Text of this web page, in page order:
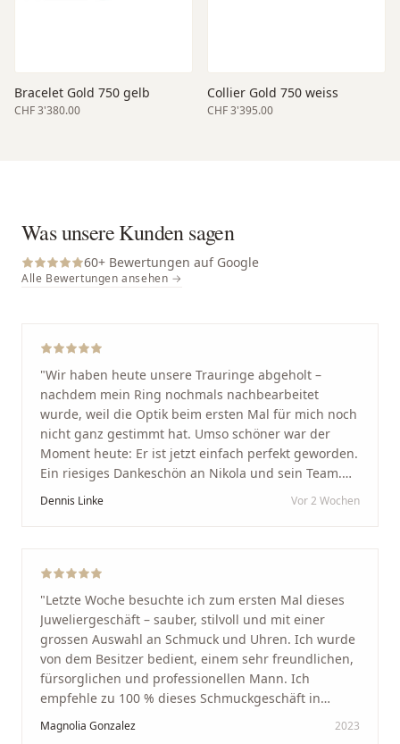
Bracelet Gold 750 gelb
CHF 3'380.00
Collier Gold 750 weiss
CHF 3'395.00
Was unsere Kunden sagen
60+ Bewertungen auf Google
Alle Bewertungen ansehen →
"Wir haben heute unsere Trauringe abgeholt –
nachdem mein Ring nochmals nachbearbeitet
wurde, weil die Optik beim ersten Mal für mich noch
nicht ganz gestimmt hat. Umso schöner war der
Moment heute: Er ist jetzt einfach perfekt geworden.
Ein riesiges Dankeschön an Nikola und sein Team.
Vom ersten Termin an wurden wir jedes Mal
Arbeit und seine Kunden wirklich am Herzen liegen.
Service und echte Herzlichkeit schätzt, ist hier genau
richtig."
Dennis Linke Vor 2 Wochen
"Letzte Woche besuchte ich zum ersten Mal dieses
Juweliergeschäft – sauber, stilvoll und mit einer
grossen Auswahl an Schmuck und Uhren. Ich wurde
von dem Besitzer bedient, einem sehr freundlichen,
fürsorglichen und professionellen Mann. Ich
empfehle zu 100 % dieses Schmuckgeschäft in
Schaffhausen. Ich selbst war sehr zufrieden und
glücklich mit der Behandlung. Ich danke Ihnen – ich
Magnolia Gonzalez 2023